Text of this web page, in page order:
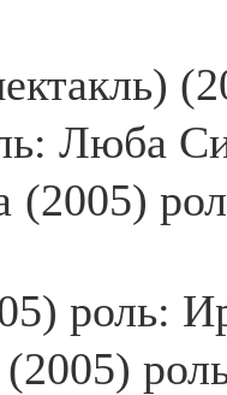
Люба
(2005)
роль:
(2005)